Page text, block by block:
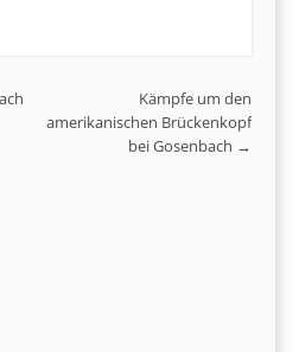
Kämpfe um den
amerikanischen Brückenkopf
bei Gosenbach →